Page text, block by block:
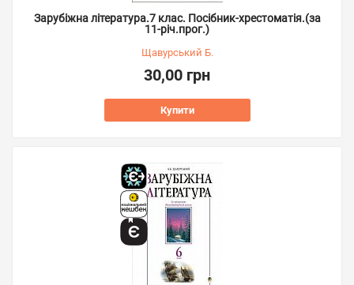
Зарубіжна література.7 клас. Посібник-хрестоматія.(за
11-річ.прог.)
Щавурський Б.
30,00 грн
Купити